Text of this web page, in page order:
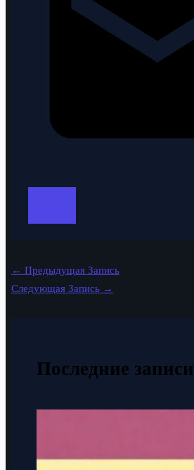
← Предыдущая Запись
Следующая Запись →
Последние записи